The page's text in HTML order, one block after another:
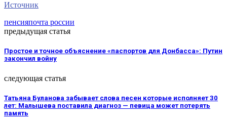
Источник
пенсияпочта россии
предыдущая статья
Простое и точное объяснение «паспортов для Донбасса»: Путин
закончил войну
следующая статья
Татьяна Буланова забывает слова песен которые исполняет 30
лет: Малышева поставила диагноз — певица может потерять
память